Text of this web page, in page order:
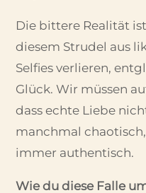
Die bittere Realität
diesem Strudel aus
Selfies verlieren,
Glück. Wir müssen
dass echte Liebe
manchmal
immer authentisch.
Wie du diese Falle